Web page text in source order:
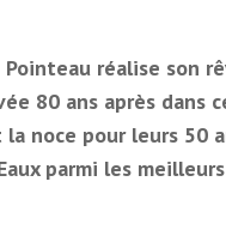
Pointeau réalise son
80 ans après dans
noce pour leurs 50
parmi les